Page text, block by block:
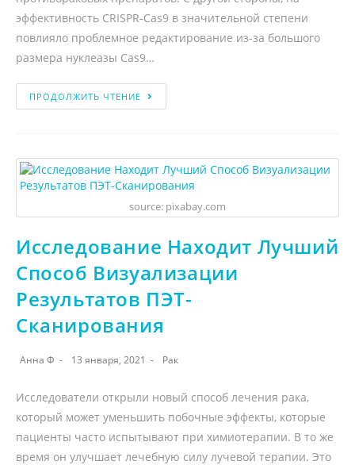
эффективность CRISPR-Cas9 в значительной степени
повлияло проблемное редактирование из-за большого
размера нуклеазы Cas9…
ПРОДОЛЖИТЬ ЧТЕНИЕ
source: pixabay.com
Исследование Находит Лучший
Способ Визуализации
Результатов ПЭТ-
Сканирования
Анна Ф 13 января, 2021 Рак
Исследователи открыли новый способ лечения рака,
который может уменьшить побочные эффекты, которые
пациенты часто испытывают при химиотерапии. В то же
время он улучшает лечебную силу лучевой терапии. Это